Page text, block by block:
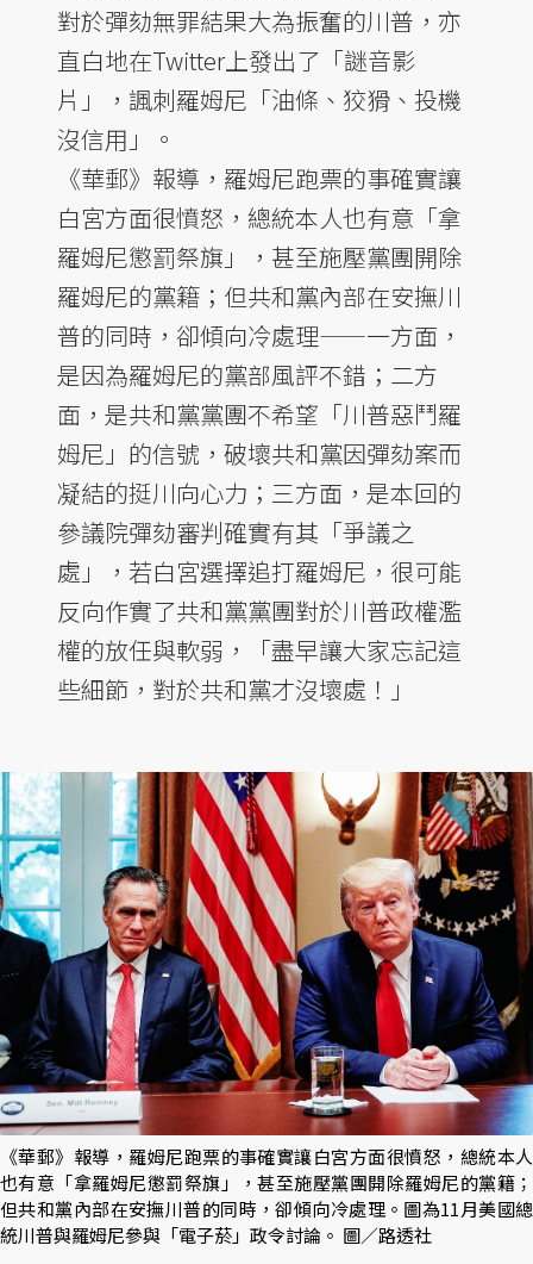
對於彈劾無罪結果大為振奮的川普，亦
直白地在Twitter上發出了「謎音影
片」，諷刺羅姆尼「油條、狡猾、投機
沒信用」。
《華郵》報導，羅姆尼跑票的事確實讓
白宮方面很憤怒，總統本人也有意「拿
羅姆尼懲罰祭旗」，甚至施壓黨團開除
羅姆尼的黨籍；但共和黨內部在安撫川
普的同時，卻傾向冷處理——一方面，
是因為羅姆尼的黨部風評不錯；二方
面，是共和黨黨團不希望「川普惡鬥羅
姆尼」的信號，破壞共和黨因彈劾案而
凝結的挺川向心力；三方面，是本回的
參議院彈劾審判確實有其「爭議之
處」，若白宮選擇追打羅姆尼，很可能
反向作實了共和黨黨團對於川普政權濫
權的放任與軟弱，「盡早讓大家忘記這
些細節，對於共和黨才沒壞處！」
《華郵》報導，羅姆尼跑票的事確實讓白宮方面很憤怒，總統本人
也有意「拿羅姆尼懲罰祭旗」，甚至施壓黨團開除羅姆尼的黨籍；
但共和黨內部在安撫川普的同時，卻傾向冷處理。圖為11月美國總
統川普與羅姆尼參與「電子菸」政令討論。 圖／路透社